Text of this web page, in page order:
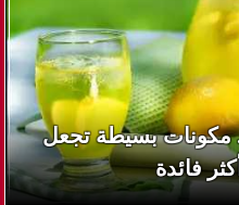
مكونات بسيطة تجعل
فائدة